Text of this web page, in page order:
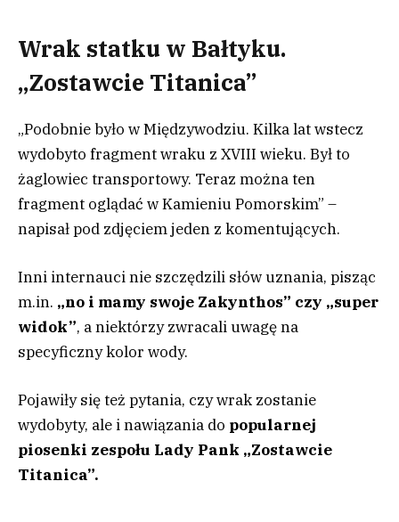
Wrak statku w Bałtyku.
„Zostawcie Titanica”
„Podobnie było w Międzywodziu. Kilka lat wstecz
wydobyto fragment wraku z XVIII wieku. Był to
żaglowiec transportowy. Teraz można ten
fragment oglądać w Kamieniu Pomorskim” –
napisał pod zdjęciem jeden z komentujących.
Inni internauci nie szczędzili słów uznania, pisząc
m.in. „no i mamy swoje Zakynthos” czy „super
widok”, a niektórzy zwracali uwagę na
specyficzny kolor wody.
Pojawiły się też pytania, czy wrak zostanie
wydobyty, ale i nawiązania do popularnej
piosenki zespołu Lady Pank „Zostawcie
Titanica”.